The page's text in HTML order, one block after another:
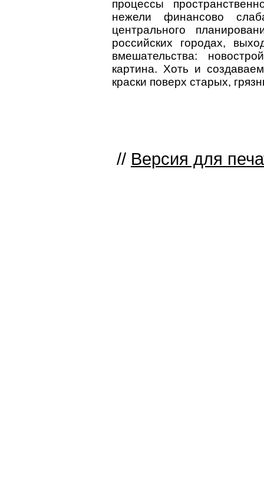
процессы
нежели финансово
центрального
российских городах,
вмешательства:
картина. Хоть и
краски поверх старых,
// Версия для